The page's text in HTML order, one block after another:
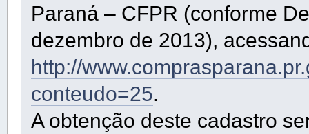
Paraná – CFPR (conforme
dezembro de 2013),
http://
conteudo=25.
A obtenção deste cadastro